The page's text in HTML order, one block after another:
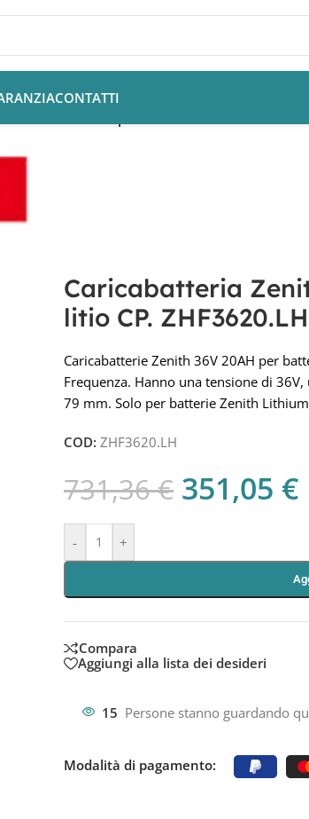
CONTATTI
Caricabatteria
litio CP. ZHF3620.LH
Caricabatterie Zenith 36V 20AH per
Frequenza. Hanno una tensione di
79 mm. Solo per batterie Zenith
COD: ZHF3620.LH
731,36€ 351,05 €
- +
Compara
Aggiungi alla lista dei desideri
15 Persone stanno guardando
Modalità di pagamento: